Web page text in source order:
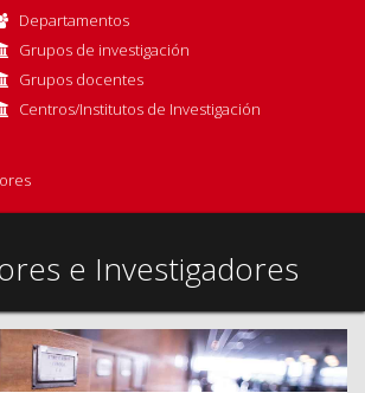
Departamentos
Grupos de investigación
Grupos docentes
Centros/Institutos de Investigación
e Investigadores